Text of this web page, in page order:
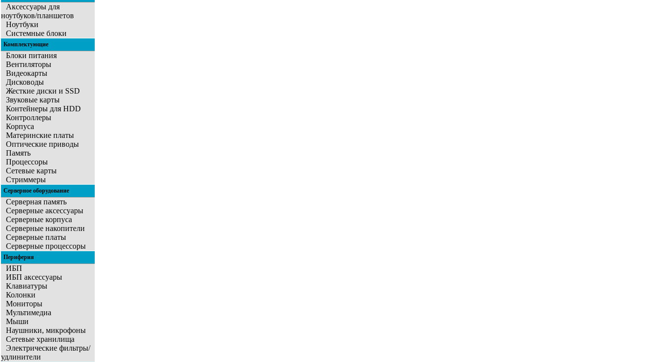
Аксессуары для
ноутбуков/планшетов
Ноутбуки
Системные блоки
Комплектующие
Блоки питания
Вентиляторы
Видеокарты
Дисководы
Жесткие диски и SSD
Звуковые карты
Контейнеры для HDD
Контроллеры
Корпуса
Материнские платы
Оптические приводы
Память
Процессоры
Сетевые карты
Стриммеры
Серверное оборудование
Серверная память
Серверные аксессуары
Серверные корпуса
Серверные накопители
Серверные платы
Серверные процессоры
Периферия
ИБП
ИБП аксессуары
Клавиатуры
Колонки
Мониторы
Мультимедиа
Мыши
Наушники, микрофоны
Сетевые хранилища
Электрические фильтры/
удлинители